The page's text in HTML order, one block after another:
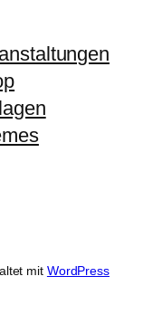
mit WordPress